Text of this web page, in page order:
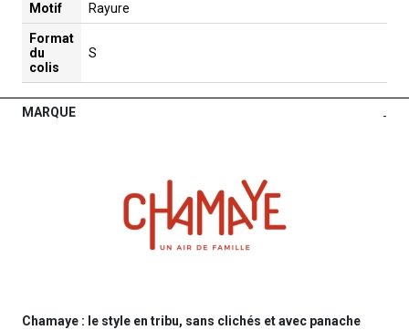
Motif Rayure
Format
du
colis
S
MARQUE -
Chamaye : le style en tribu, sans clichés et avec panache